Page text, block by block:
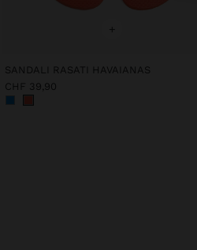
+
SANDALI RASATI HAVAIANAS
CHF 39,90